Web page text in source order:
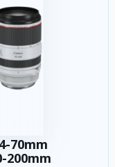
70mm
200mm